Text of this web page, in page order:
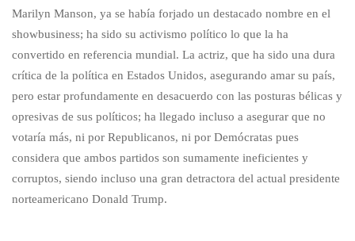
Marilyn Manson, ya se había forjado un destacado nombre en el
showbusiness; ha sido su activismo político lo que la ha
convertido en referencia mundial. La actriz, que ha sido una dura
crítica de la política en Estados Unidos, asegurando amar su país,
pero estar profundamente en desacuerdo con las posturas bélicas y
opresivas de sus políticos; ha llegado incluso a asegurar que no
votaría más, ni por Republicanos, ni por Demócratas pues
considera que ambos partidos son sumamente ineficientes y
corruptos, siendo incluso una gran detractora del actual presidente
norteamericano Donald Trump.